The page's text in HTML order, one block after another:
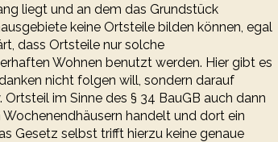
liegt und an dem das Grundstück
keine Ortsteile bilden können, egal
dass Ortsteile nur solche
Wohnen benutzt werden. Hier gibt es
nicht folgen will, sondern darauf
im Sinne des § 34 BauGB auch dann
handelt und dort ein
Gesetz selbst trifft hierzu keine genaue